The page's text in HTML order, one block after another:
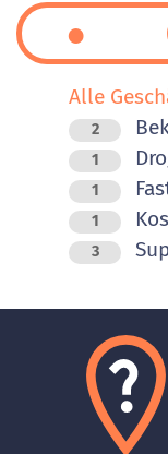
Alle
2
1
1
1
3